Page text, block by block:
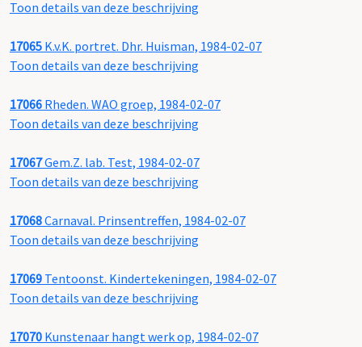
Toon details van deze beschrijving
17065 K.v.K. portret. Dhr. Huisman, 1984-02-07
Toon details van deze beschrijving
17066 Rheden. WAO groep, 1984-02-07
Toon details van deze beschrijving
17067Gem.Z. lab. Test, 1984-02-07
Toon details van deze beschrijving
17068Carnaval. Prinsentreffen, 1984-02-07
Toon details van deze beschrijving
17069 Tentoonst. Kindertekeningen, 1984-02-07
Toon details van deze beschrijving
17070 Kunstenaar hangt werk op, 1984-02-07